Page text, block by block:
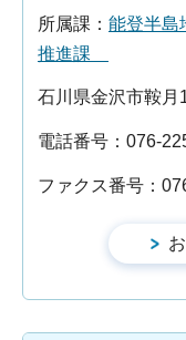
所属課： 能登半島
推進課
石川県金沢市鞍月
電話番号：076-
ファクス番号：